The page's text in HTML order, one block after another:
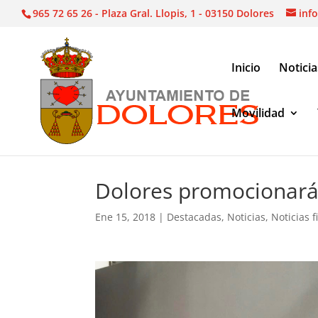
965 72 65 26 - Plaza Gral. Llopis, 1 - 03150 Dolores
Inicio
Movilidad
Dolores
Ene 15, 2018 | Destacadas, Noticias, Noticias